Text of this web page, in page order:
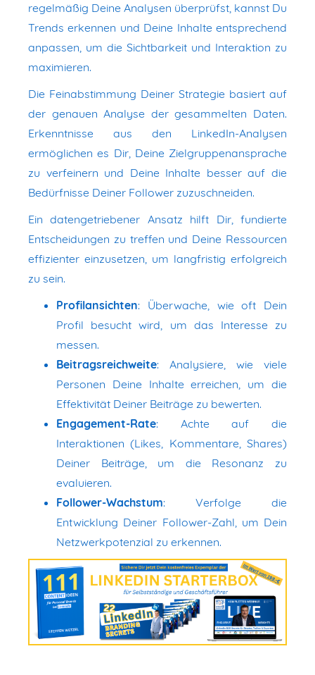
regelmäßig Deine Analysen überprüfst, kannst Du
Trends erkennen und Deine Inhalte entsprechend
anpassen, um die Sichtbarkeit und Interaktion zu
maximieren.
Die Feinabstimmung Deiner Strategie basiert auf
der genauen Analyse der gesammelten Daten.
Erkenntnisse aus den LinkedIn-Analysen
ermöglichen es Dir, Deine Zielgruppenansprache
zu verfeinern und Deine Inhalte besser auf die
Bedürfnisse Deiner Follower zuzuschneiden.
Ein datengetriebener Ansatz hilft Dir, fundierte
Entscheidungen zu treffen und Deine Ressourcen
effizienter einzusetzen, um langfristig erfolgreich
zu sein.
Profilansichten: Überwache, wie oft Dein
Profil besucht wird, um das Interesse zu
messen.
Beitragsreichweite: Analysiere, wie viele
Personen Deine Inhalte erreichen, um die
Effektivität Deiner Beiträge zu bewerten.
Engagement-Rate: Achte auf die
Interaktionen (Likes, Kommentare, Shares)
Deiner Beiträge, um die Resonanz zu
evaluieren.
Follower-Wachstum: Verfolge die
Entwicklung Deiner Follower-Zahl, um Dein
Netzwerkpotenzial zu erkennen.